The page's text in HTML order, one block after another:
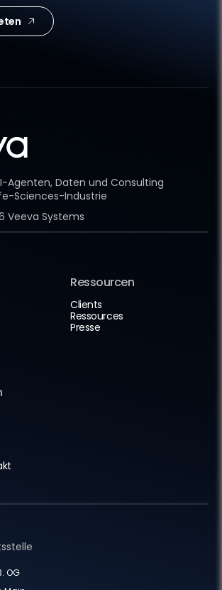
Agenten, Daten und Consulting
Sciences-Industrie
Veeva Systems
Ressourcen
Clients
Ressources
Presse
OG